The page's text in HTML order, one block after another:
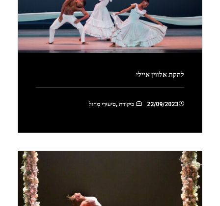
להקת אלווין איילי
22/09/2023 ביקורת ,סִיעוּרֵי מָחוֹל